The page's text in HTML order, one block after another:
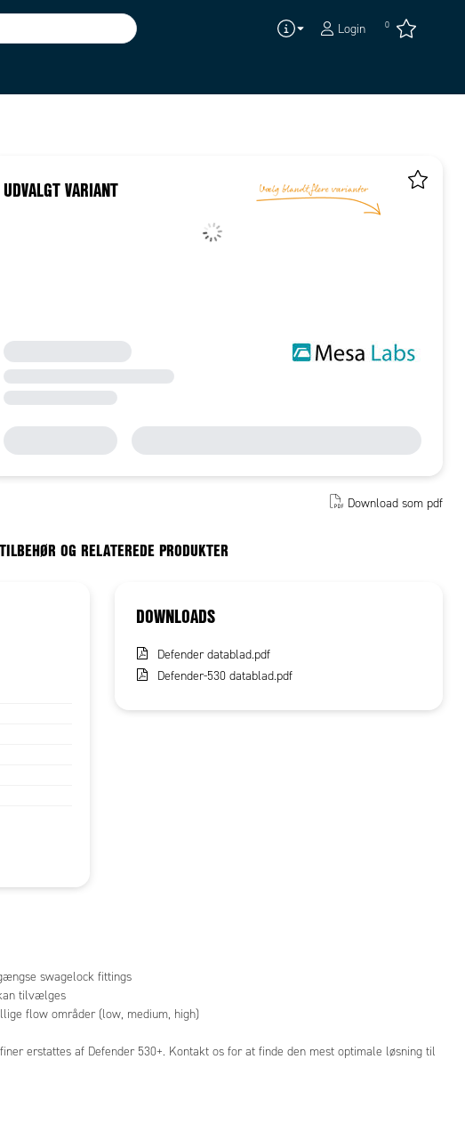
Login 0
UDVALGT VARIANT
Download som pdf
TILBEHØR OG RELATEREDE PRODUKTER
DOWNLOADS
Defender datablad.pdf
Defender-530 datablad.pdf
swagelock fittings
tilvælges
flow områder (low, medium, high)
erstattes af Defender 530+. Kontakt os for at finde den mest optimale løsning til